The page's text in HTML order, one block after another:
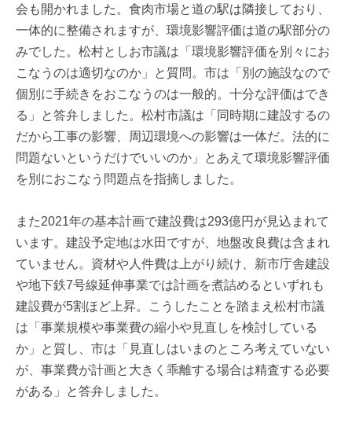
会も開かれました。食肉市場と道の駅は隣接しており、
一体的に整備されますが、環境影響評価は道の駅部分の
みでした。松村としお市議は「環境影響評価を別々にお
こなうのは適切なのか」と質問。市は「別の施設なので
個別に手続きをおこなうのは一般的。十分な評価はでき
る」と答弁しました。松村市議は「同時期に建設するの
だから工事の影響、周辺環境への影響は一体だ。法的に
問題ないというだけでいいのか」とあえて環境影響評価
を別におこなう問題点を指摘しました。
また2021年の基本計画で建設費は293億円が見込まれて
います。建設予定地は水田ですが、地盤改良費は含まれ
ていません。資材や人件費は上がり続け、新市庁舎建設
や地下鉄7号線延伸事業では計画を煮詰めるといずれも
建設費が5割ほど上昇。こうしたことを踏まえ松村市議
は「事業規模や事業費の縮小や見直しを検討している
か」と質し、市は「見直しはいまのところ考えていない
が、事業費が計画と大きく乖離する場合は精査する必要
がある」と答弁しました。